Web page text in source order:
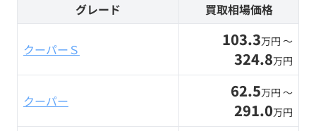
グレード 買取相場価格
クーパーＳ 103.3万円 〜
324.8万円
クーパー 62.5万円 〜
291.0万円